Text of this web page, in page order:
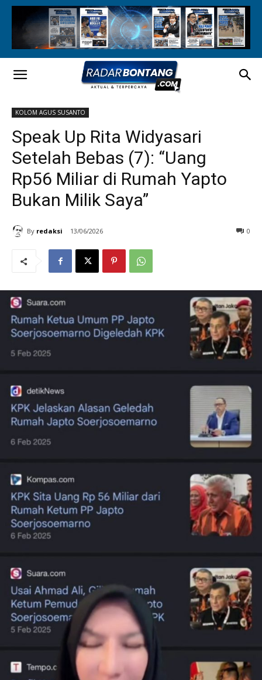
KOLOM AGUS SUSANTO
Speak Up Rita Widyasari
Setelah Bebas (7): “Uang
Rp56 Miliar di Rumah Yapto
Bukan Milik Saya”
By redaksi 13/06/2026 0